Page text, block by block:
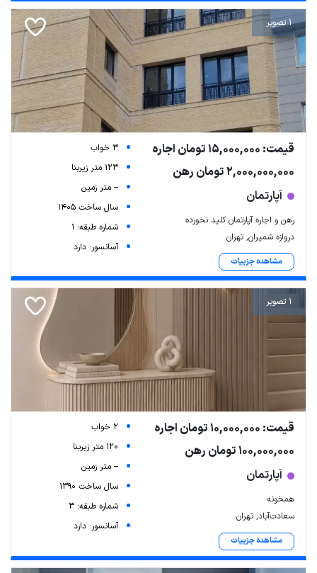
1 تصویر
قیمت: 15,000,000 تومان اجاره
2,000,000,000 تومان رهن
آپارتمان
رهن و اجاره آپارتمان کلید نخورده
دروازه شمیران, تهران
مشاهده جزییات
3 خواب
123 متر زیربنا
-- متر زمین
سال ساخت 1405
شماره طبقه: 1
آسانسور: دارد
1 تصویر
قیمت: 10,000,000 تومان اجاره
100,000,000 تومان رهن
آپارتمان
همخونه
سعادت‌آباد, تهران
مشاهده جزییات
2 خواب
120 متر زیربنا
-- متر زمین
سال ساخت 1390
شماره طبقه: 3
آسانسور: دارد